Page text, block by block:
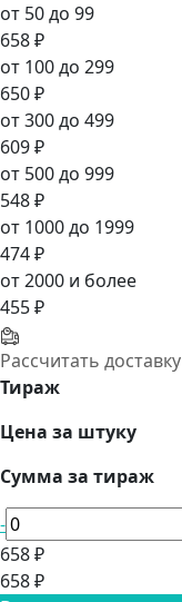
от 50 до 99
658 ₽
от 100 до 299
650 ₽
от 300 до 499
609 ₽
от 500 до 999
548 ₽
от 1000 до 1999
474 ₽
от 2000 и более
455 ₽
Рассчитать доставку
Тираж
Цена за штуку
Сумма за тираж
-
658 ₽
658 ₽